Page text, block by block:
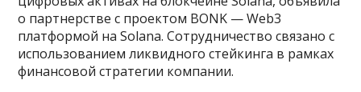
о партнерстве с проектом BONK — Web3
платформой на Solana. Сотрудничество связано с
использованием ликвидного стейкинга в рамках
финансовой стратегии компании.